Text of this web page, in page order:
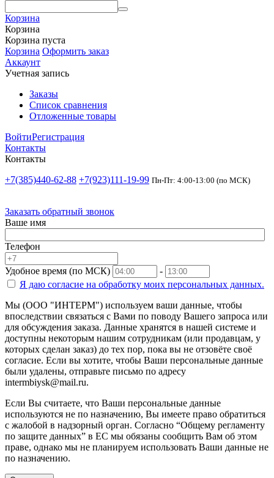
Корзина
Корзина
Корзина пуста
Корзина Оформить заказ
Аккаунт
Учетная запись
Заказы
Список сравнения
Отложенные товары
ВойтиРегистрация
Контакты
Контакты
+7(385)440-62-88 +7(923)111-19-99 Пн-Пт: 4:00-13:00 (по МСК)
Заказать обратный звонок
Ваше имя
Телефон
Удобное время (по МСК)
-
Я даю согласие на обработку моих персональных данных.
Мы (ООО "ИНТЕРМ") используем ваши данные, чтобы
впоследствии связаться с Вами по поводу Вашего запроса или
для обсуждения заказа. Данные хранятся в нашей системе и
доступны некоторым нашим сотрудникам (или продавцам, у
которых сделан заказ) до тех пор, пока вы не отзовёте своё
согласие. Если вы хотите, чтобы Ваши персональные данные
были удалены, отправьте письмо по адресу
intermbiysk@mail.ru.
Если Вы считаете, что Ваши персональные данные
используются не по назначению, Вы имеете право обратиться
с жалобой в надзорный орган. Согласно “Общему регламенту
по защите данных” в ЕС мы обязаны сообщить Вам об этом
праве, однако мы не планируем использовать Ваши данные не
по назначению.